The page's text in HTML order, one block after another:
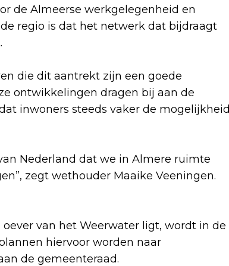
de Almeerse werkgelegenheid en
regio is dat het netwerk dat bijdraagt
die dit aantrekt zijn een goede
ontwikkelingen dragen bij aan de
inwoners steeds vaker de mogelijkheid
Nederland dat we in Almere ruimte
zegt wethouder Maaike Veeningen.
van het Weerwater ligt, wordt in de
hiervoor worden naar
de gemeenteraad.